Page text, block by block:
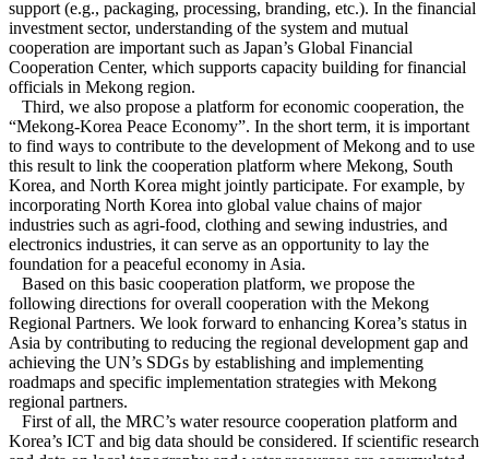
support (e.g., packaging, processing, branding, etc.). In the financial
investment sector, understanding of the system and mutual
cooperation are important such as Japan’s Global Financial
Cooperation Center, which supports capacity building for financial
officials in Mekong region.
Third, we also propose a platform for economic cooperation, the
“Mekong-Korea Peace Economy”. In the short term, it is important
to find ways to contribute to the development of Mekong and to use
this result to link the cooperation platform where Mekong, South
Korea, and North Korea might jointly participate. For example, by
incorporating North Korea into global value chains of major
industries such as agri-food, clothing and sewing industries, and
electronics industries, it can serve as an opportunity to lay the
foundation for a peaceful economy in Asia.
Based on this basic cooperation platform, we propose the
following directions for overall cooperation with the Mekong
Regional Partners. We look forward to enhancing Korea’s status in
Asia by contributing to reducing the regional development gap and
achieving the UN’s SDGs by establishing and implementing
roadmaps and specific implementation strategies with Mekong
regional partners.
First of all, the MRC’s water resource cooperation platform and
Korea’s ICT and big data should be considered. If scientific research